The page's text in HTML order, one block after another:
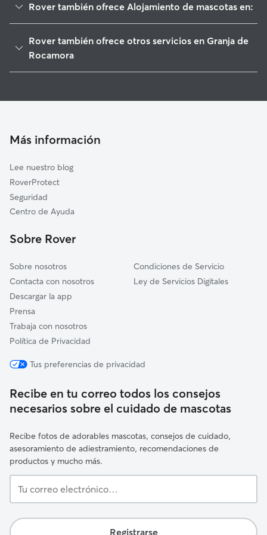
Rover también ofrece Alojamiento de mascotas en:
Benferri
Bigastro
Almoradí
Crevillent
Rover también ofrece otros servicios en Granja de
Rocamora
Cuidadores a domicilio en Granja-De-Rocamora
Más información
Lee nuestro blog
RoverProtect
Seguridad
Centro de Ayuda
Sobre Rover
Sobre nosotros
Contacta con nosotros
Descargar la app
Prensa
Trabaja con nosotros
Política de Privacidad
Condiciones de Servicio
Ley de Servicios Digitales
Tus preferencias de privacidad
Recibe en tu correo todos los consejos
necesarios sobre el cuidado de mascotas
Recibe fotos de adorables mascotas, consejos de cuidado,
asesoramiento de adiestramiento, recomendaciones de
productos y mucho más.
correo
Registrarse